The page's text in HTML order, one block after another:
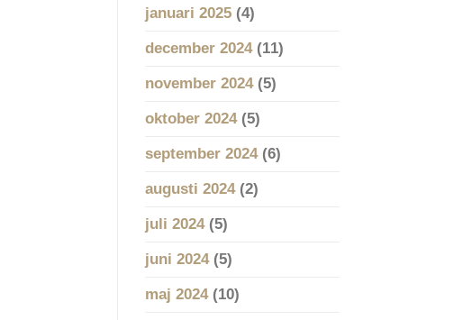
januari 2025(4)
december 2024(11)
november 2024(5)
oktober 2024(5)
september 2024(6)
augusti 2024(2)
juli 2024(5)
juni 2024(5)
maj 2024(10)